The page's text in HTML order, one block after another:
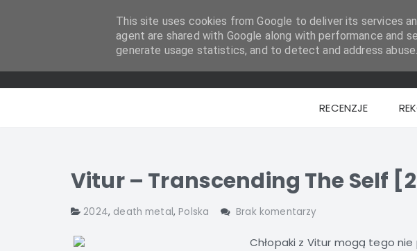
RECENZJE
Vitur – Transcending The Self
2024, death metal, Polska Brak komentarzy
Chłopaki z Vitur mogą tego
This site uses cookies from Google to deliver its services
agent are shared with Google along with performance and
generate usage statistics, and to detect and address abuse.